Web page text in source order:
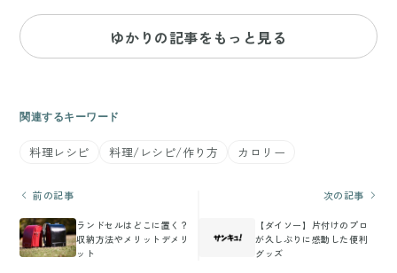
ゆかりの記事をもっと見る
関連するキーワード
料理レシピ 料理/レシピ/作り方 カロリー
前の記事
ランドセルはどこに置く？
収納方法やメリットデメリ
ット
次の記事
【ダイソー】片付けのプロ
が久しぶりに感動した便利
グッズ